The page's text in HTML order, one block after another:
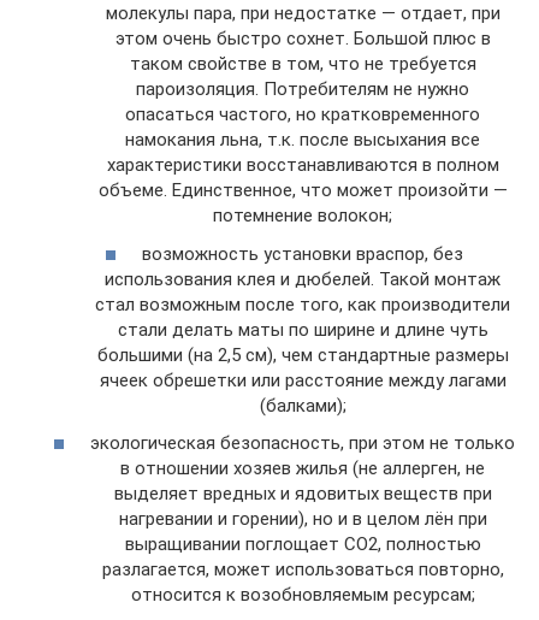
молекулы пара, при недостатке — отдает, при
этом очень быстро сохнет. Большой плюс в
таком свойстве в том, что не требуется
пароизоляция. Потребителям не нужно
опасаться частого, но кратковременного
намокания льна, т.к. после высыхания все
характеристики восстанавливаются в полном
объеме. Единственное, что может произойти —
потемнение волокон;
возможность установки враспор, без
использования клея и дюбелей. Такой монтаж
стал возможным после того, как производители
стали делать маты по ширине и длине чуть
большими (на 2,5 см), чем стандартные размеры
ячеек обрешетки или расстояние между лагами
(балками);
экологическая безопасность, при этом не только
в отношении хозяев жилья (не аллерген, не
выделяет вредных и ядовитых веществ при
нагревании и горении), но и в целом лён при
выращивании поглощает СО2, полностью
разлагается, может использоваться повторно,
относится к возобновляемым ресурсам;